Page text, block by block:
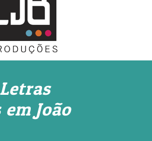
João